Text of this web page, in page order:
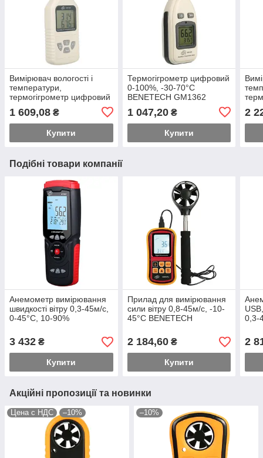
Вимірювач вологості і
температури,
термогігрометр цифровий
портативний 5-98%, -10-
50°C BENETECH GM1360
1 609,08 ₴
Купити
Термогігрометр цифровий
0-100%, -30-70°C
BENETECH GM1362
1 047,20₴
Купити
2
Подібні товари компанії
Анемометр вимірювання
швидкості вітру 0,3-45м/с,
0-45°C, 10-90%
3 432 ₴
Купити
Прилад для вимірювання
сили вітру 0,8-45м/с, -10-
45°C BENETECH
2 184,60₴
Купити
0,3-
2
Акційні пропозиції та новинки
Цена с НДС –10% –10%